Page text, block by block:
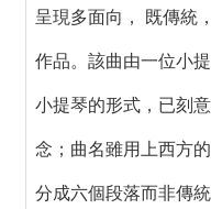
呈現多面向， 既傳統
作品。該曲由一位小
小提琴的形式，已刻
念；曲名雖用上西方
分成六個段落而非傳